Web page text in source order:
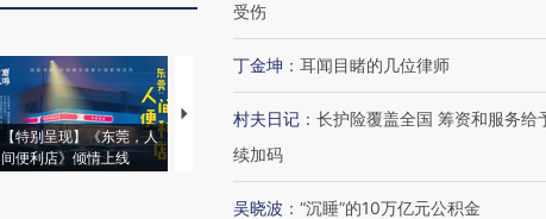
【特别呈现】《东莞，人
间便利店》倾情上线
【推广】走进第四届链博
受伤
丁金坤 ： 耳闻目睹的几位律师
村夫日记 ： 长护险覆盖全国 筹资和服务给
续加码
吴晓波 ： “沉睡”的10万亿元公积金